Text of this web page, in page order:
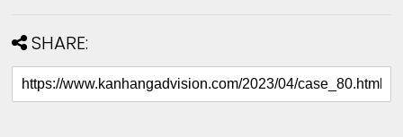
SHARE: